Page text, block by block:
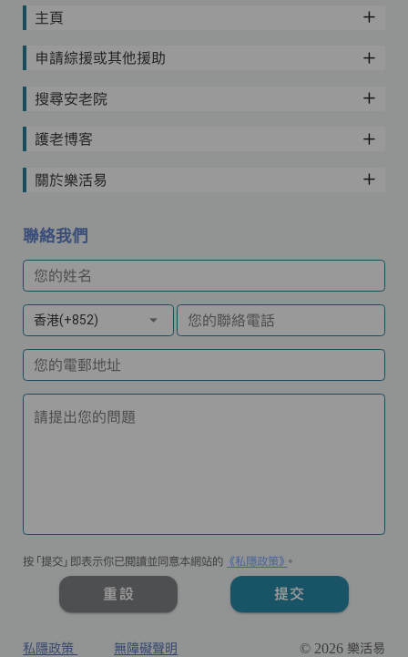
主頁
申請綜援或其他援助
搜尋安老院
護老博客
關於樂活易
聯絡我們
您的姓名
香港(+852) 您的聯絡電話
您的電郵地址
請提出您的問題
按「提交」即表示你已閱讀並同意本網站的 《私隱政策》 。
重設 提交
私隱政策 無障礙聲明 © 2026 樂活易